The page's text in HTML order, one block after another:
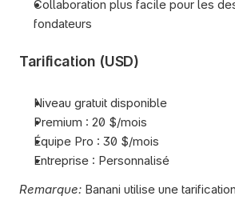
Collaboration plus facile pour les
fondateurs
Tarification (USD)
Niveau gratuit disponible
Premium : 20 $/mois
Équipe Pro : 30 $/mois
Entreprise : Personnalisé
Remarque: Banani utilise une